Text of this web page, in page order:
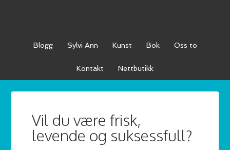
Blogg Sylvi Ann Kunst Bok Oss to
Kontakt Nettbutikk
Vil du være frisk,
levende og suksessfull?